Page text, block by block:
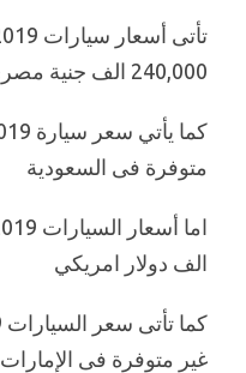
240,000 الف جنية مصري
متوفرة فى السعودية
الف دولار امريكي
غير متوفرة فى الإمارات